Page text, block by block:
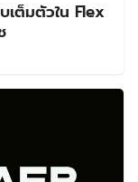
เต็มตัวใน Flex